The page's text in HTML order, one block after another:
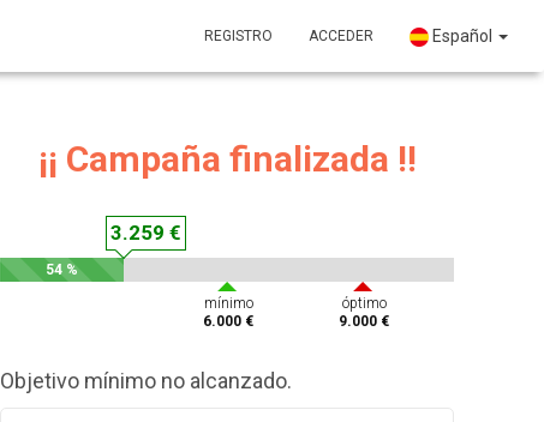
REGISTRO ACCEDER Español
¡¡ Campaña finalizada !!
3.259 €
54 %
mínimo
6.000 €
óptimo
9.000 €
Objetivo mínimo no alcanzado.